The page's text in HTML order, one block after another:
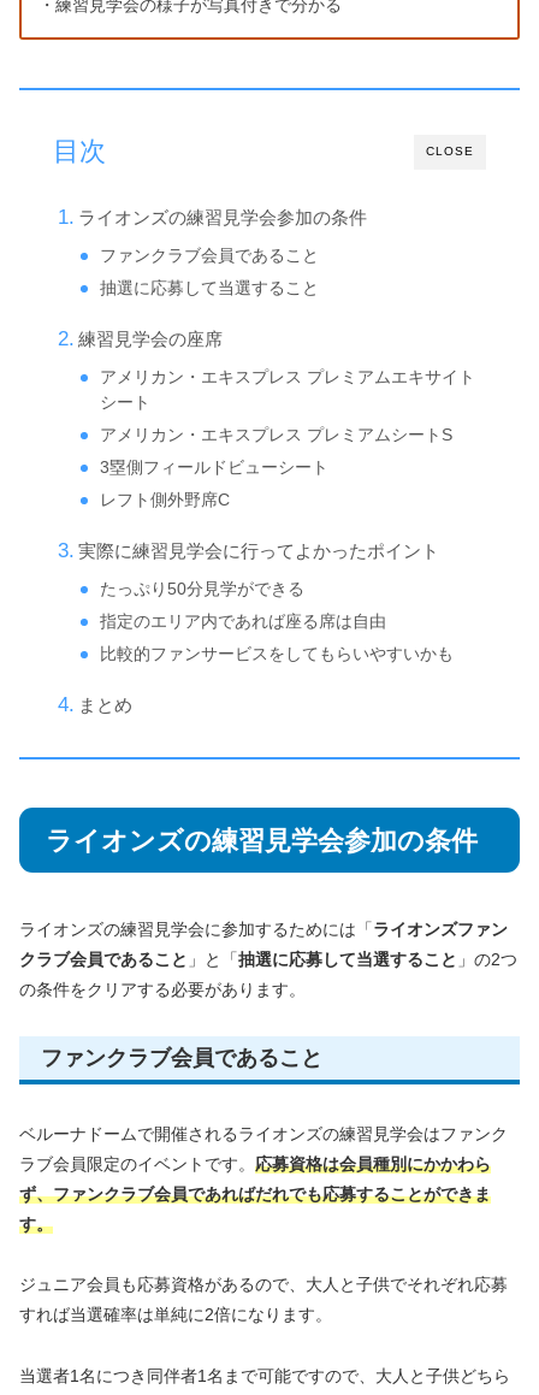
・練習見学会の様子が写真付きで分かる
CLOSE
目次
ライオンズの練習見学会参加の条件
ファンクラブ会員であること
抽選に応募して当選すること
練習見学会の座席
アメリカン・エキスプレス プレミアムエキサイト
シート
アメリカン・エキスプレス プレミアムシートS
3塁側フィールドビューシート
レフト側外野席C
実際に練習見学会に行ってよかったポイント
たっぷり50分見学ができる
指定のエリア内であれば座る席は自由
比較的ファンサービスをしてもらいやすいかも
まとめ
ライオンズの練習見学会参加の条件
ライオンズの練習見学会に参加するためには「ライオンズファン
クラブ会員であること 」と「抽選に応募して当選すること 」の2つ
の条件をクリアする必要があります。
ファンクラブ会員であること
ベルーナドームで開催されるライオンズの練習見学会はファンク
ラブ会員限定のイベントです。 応募資格は会員種別にかかわら
ず、ファンクラブ会員であればだれでも応募することができま
す。
ジュニア会員も応募資格があるので、大人と子供でそれぞれ応募
すれば当選確率は単純に2倍になります。
当選者1名につき同伴者1名まで可能ですので、大人と子供どちら